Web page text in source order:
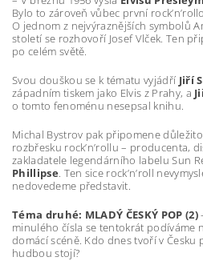
Bylo to zároveň vůbec první
O jednom z nejvýraznějších symbolů
století se rozhovoří Josef Vlček. Ten
po celém světě.
Svou douškou se k tématu vyjádří Jiří
západním tiskem jako Elvis z Prahy, a
o tomto fenoménu nesepsal knihu.
Michal Bystrov pak připomene
rozbřesku rock’n’rollu – producenta,
zakladatele legendárního labelu Sun
Phillipse. Ten sice rock’n’roll
nedovedeme představit.
Téma druhé: MLADÝ ČESKÝ POP (2)
minulého čísla se tentokrát podíváme
domácí scéně. Kdo dnes tvoří v Česku
hudbou stojí?